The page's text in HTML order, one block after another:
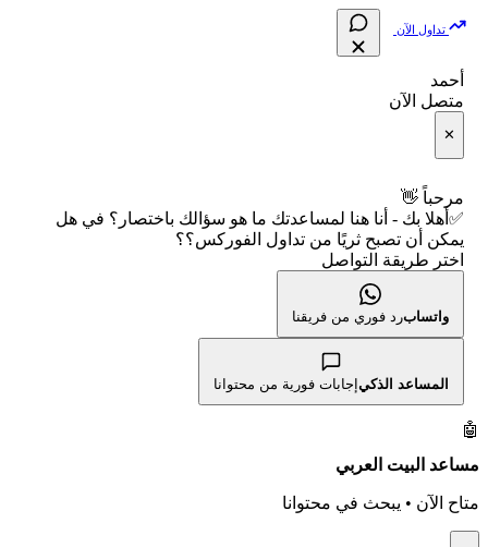
📋 جميع الأسهم
🕌 الأسهم الحلال
📊 حاسبة الربح التراكمي
🧮 حاسبة متوسط سعر السهم
🇺🇸 متى يفتح السوق الأمريكي؟
🛠️ كل الأدوات
سياسة تقييم الشركات
شركات التداول النصابة
الإبلاغ عن شركة نصابة
سياسة الخصوصية
تداول الآن
أحمد
متصل الآن
✕
مرحباً 👋
✅أهلا بك - أنا هنا لمساعدتك ما هو سؤالك باختصار؟ في هل
يمكن أن تصبح ثريًا من تداول الفوركس؟؟
اختر طريقة التواصل
واتسابرد فوري من فريقنا
المساعد الذكيإجابات فورية من محتوانا
🤖
مساعد البيت العربي
متاح الآن • يبحث في محتوانا